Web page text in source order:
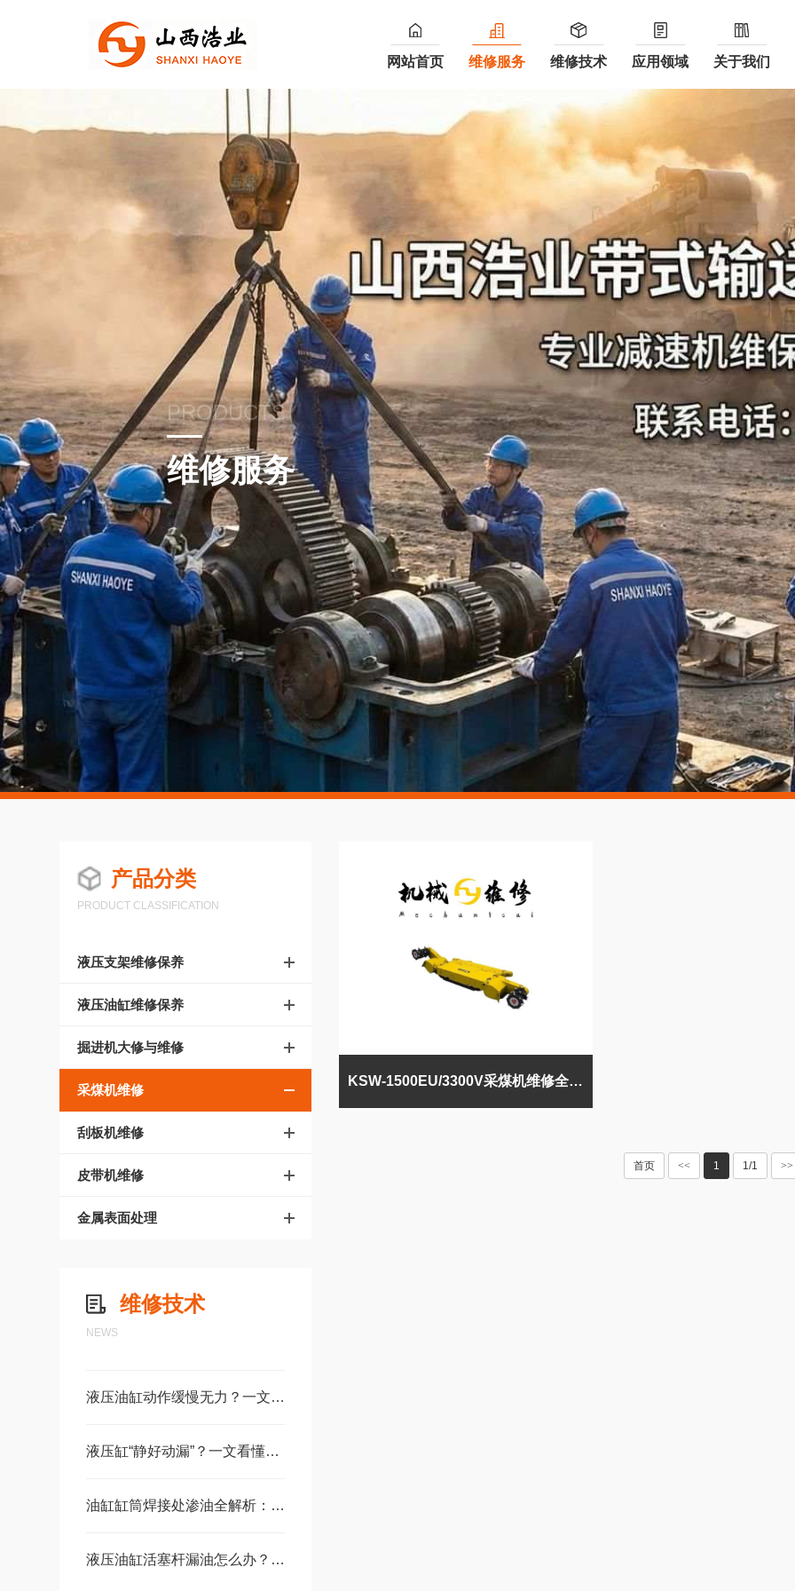
网站首页 维修服务 维修技术 应用领域 关于我们
PRODUCTS
维修服务
产品分类
PRODUCT CLASSIFICATION
液压支架维修保养
液压油缸维修保养
掘进机大修与维修
采煤机维修
刮板机维修
皮带机维修
金属表面处理
维修技术
NEWS
液压油缸动作缓慢无力？一文读懂故障根源与快速解决方法
液压缸“静好动漏”？一文看懂工作时漏油的根源与对策
油缸缸筒焊接处渗油全解析：原因、维修决策与专业修复指南
液压油缸活塞杆漏油怎么办？一文说清原因、步骤与预防
KSW-1500EU/3300V采煤机维修全攻略
首页 << 1 1/1 >>